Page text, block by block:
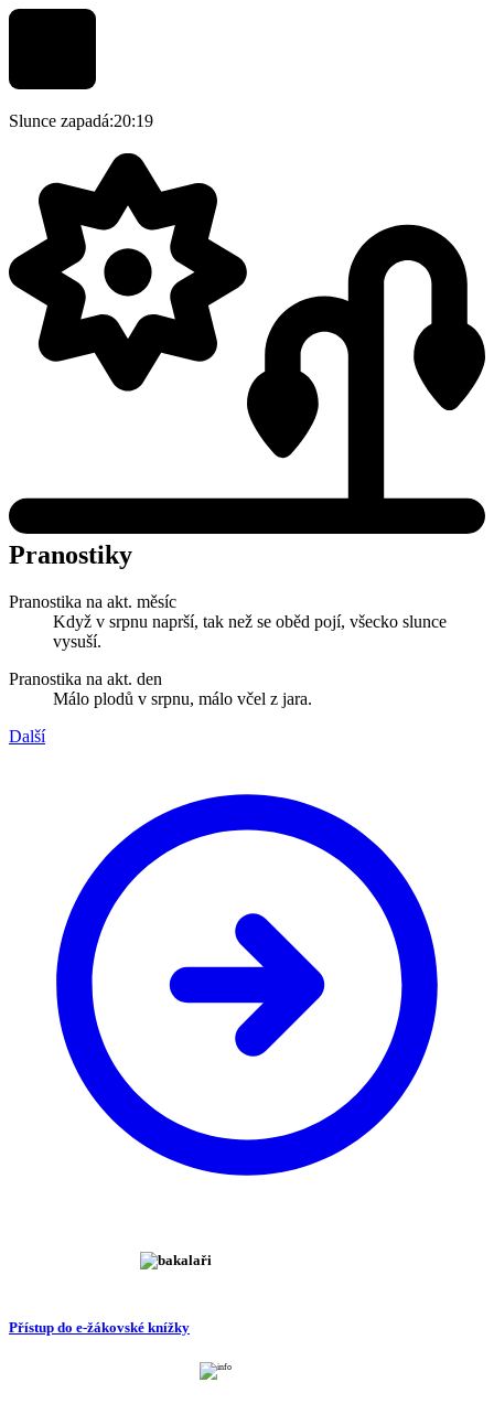
Slunce zapadá:20:19
Pranostiky
Pranostika na akt. měsíc
Když v srpnu naprší, tak než se oběd pojí, všecko slunce
vysuší.
Pranostika na akt. den
Málo plodů v srpnu, málo včel z jara.
Další
Přístup do e-žákovské knížky